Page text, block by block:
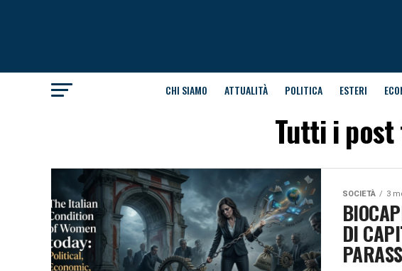
CHI SIAMO ATTUALITÀ POLITICA ESTERI
Tutti i
SOCIETÀ 3
DI